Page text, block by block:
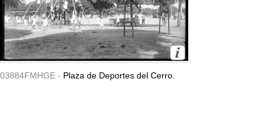
03884FMHGE - Plaza de Deportes del Cerro.